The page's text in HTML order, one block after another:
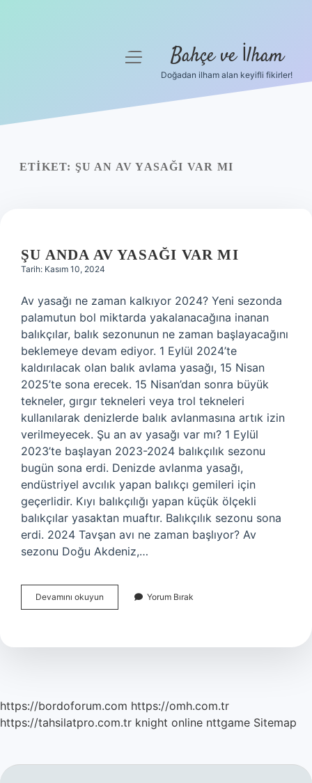
Yasal Uyarı
menüyü
Bahçe ve İlham
Doğadan ilham alan keyifli fikirler!
ETIKET: ŞU AN AV YASAĞI VAR MI
ŞU ANDA AV YASAĞI VAR MI
Tarih: Kasım 10, 2024
Av yasağı ne zaman kalkıyor 2024? Yeni sezonda
palamutun bol miktarda yakalanacağına inanan
balıkçılar, balık sezonunun ne zaman başlayacağını
beklemeye devam ediyor. 1 Eylül 2024’te
kaldırılacak olan balık avlama yasağı, 15 Nisan
2025’te sona erecek. 15 Nisan’dan sonra büyük
tekneler, gırgır tekneleri veya trol tekneleri
kullanılarak denizlerde balık avlanmasına artık izin
verilmeyecek. Şu an av yasağı var mı? 1 Eylül
2023’te başlayan 2023-2024 balıkçılık sezonu
bugün sona erdi. Denizde avlanma yasağı,
endüstriyel avcılık yapan balıkçı gemileri için
geçerlidir. Kıyı balıkçılığı yapan küçük ölçekli
balıkçılar yasaktan muaftır. Balıkçılık sezonu sona
erdi. 2024 Tavşan avı ne zaman başlıyor? Av
sezonu Doğu Akdeniz,…
Devamını okuyun
Anda
Var
Yorum Bırak
https://bordoforum.com https://omh.com.tr
https://tahsilatpro.com.tr knight online nttgame Sitemap